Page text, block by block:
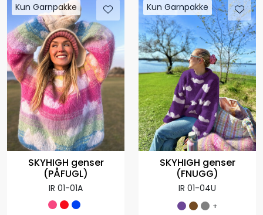
Kun Garnpakke
SKYHIGH genser
(PÅFUGL)
IR 01-01A
Kun Garnpakke
SKYHIGH genser
(FNUGG)
IR 01-04U
+